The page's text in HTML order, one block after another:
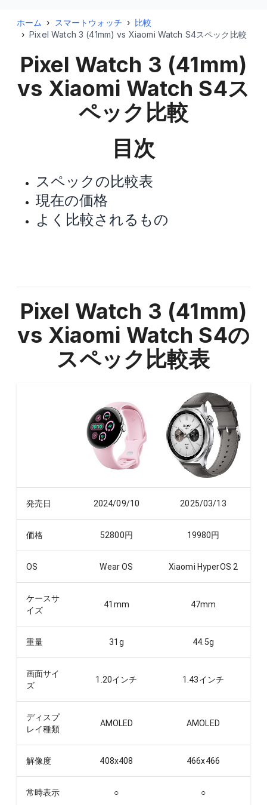
ホーム › スマートウォッチ › 比較
› Pixel Watch 3 (41mm) vs Xiaomi Watch S4スペック比較
Pixel Watch 3 (41mm)
vs Xiaomi Watch S4ス
ペック比較
目次
スペックの比較表
現在の価格
よく比較されるもの
Pixel Watch 3 (41mm)
vs Xiaomi Watch S4の
スペック比較表
発売日 2024/09/10 2025/03/13
価格 52800円 19980円
OS Wear OS Xiaomi HyperOS 2
ケースサ
イズ
41 mm 47mm
重量 31 g 44.5g
画面サイ
ズ
1.20インチ 1.43インチ
ディスプ
レイ種類
AMOLED AMOLED
解像度 408x408 466x466
常時表示 ○ ○